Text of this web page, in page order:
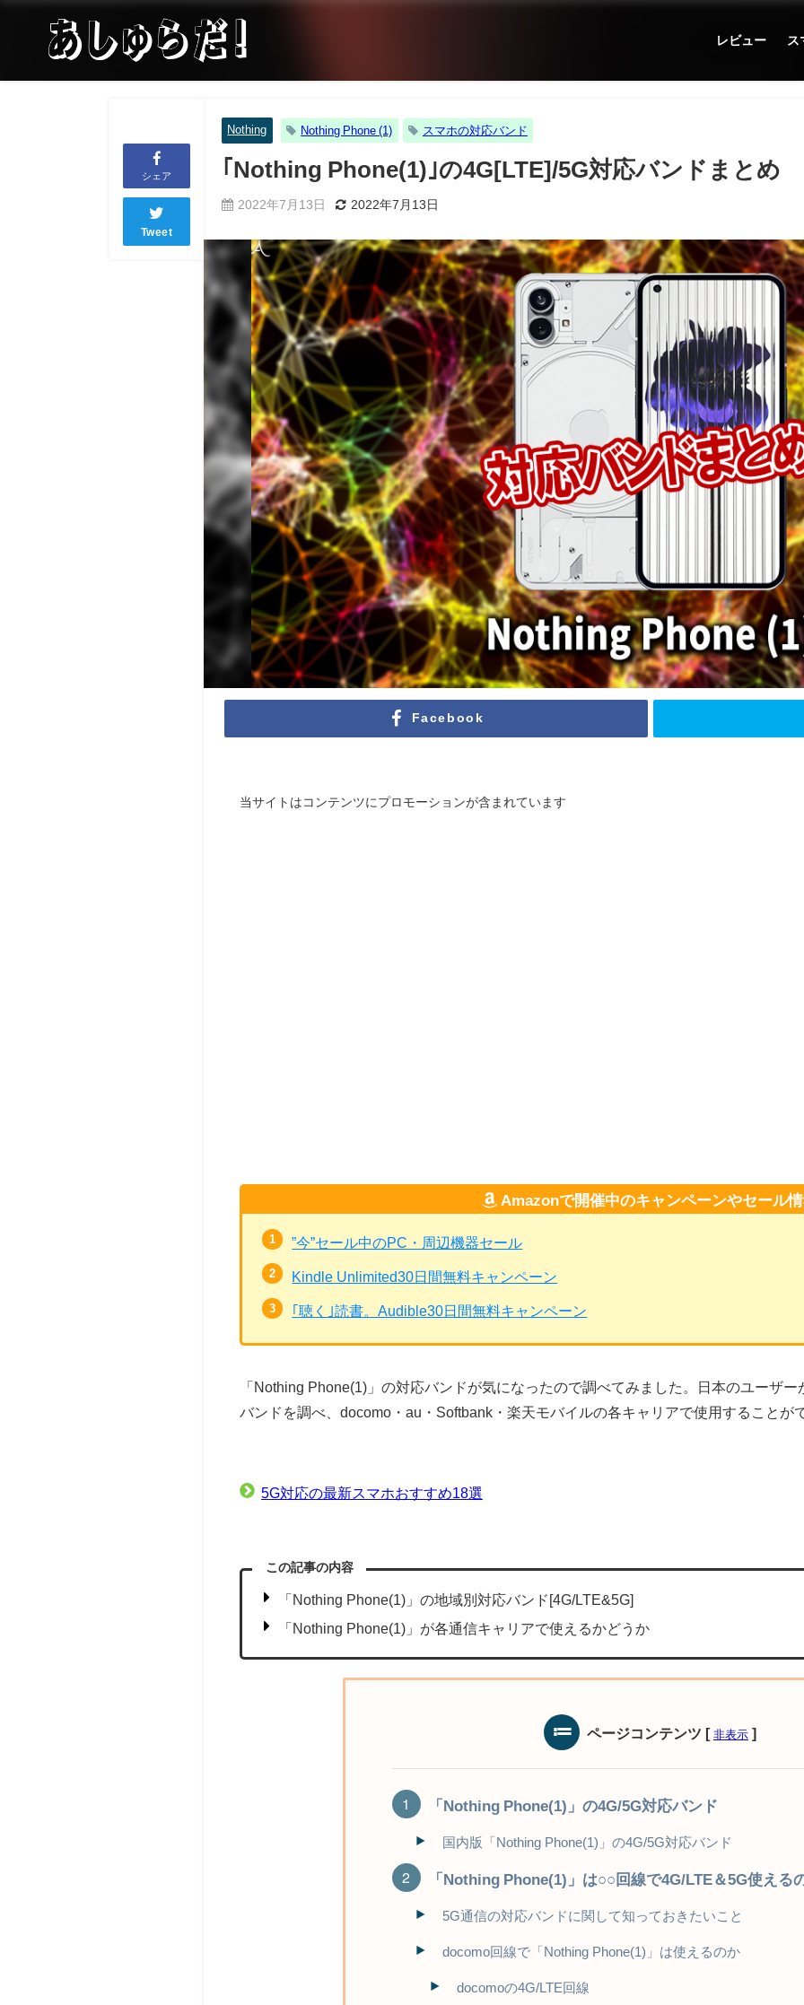
レビュー ス
シェア
Tweet
Nothing Nothing Phone (1) スマホの対応バンド
｢Nothing Phone(1)｣の4G[LTE]/5G対応バンドまとめ
2022年7月13日 2022年7月13日
Facebook
当サイトはコンテンツにプロモーションが含まれています
Amazonで開催中のキャンペーンやセール
”今”セール中のPC・周辺機器セール
Kindle Unlimited30日間無料キャンペーン
｢聴く｣読書。Audible30日間無料キャンペーン
「Nothing Phone(1)」の対応バンドが気になったので調べてみました。日本のユーザ
バンドを調べ、docomo・au・Softbank・楽天モバイルの各キャリアで使用することが
5G対応の最新スマホおすすめ18選
この記事の内容
「Nothing Phone(1)」の地域別対応バンド[4G/LTE&5G]
「Nothing Phone(1)」が各通信キャリアで使えるかどうか
ページコンテンツ [ 非表示 ]
「Nothing Phone(1)」の4G/5G対応バンド
国内版「Nothing Phone(1)」の4G/5G対応バンド
「Nothing Phone(1)」は○○回線で4G/LTE＆5G使える
5G通信の対応バンドに関して知っておきたいこと
docomo回線で「Nothing Phone(1)」は使えるのか
docomoの4G/LTE回線